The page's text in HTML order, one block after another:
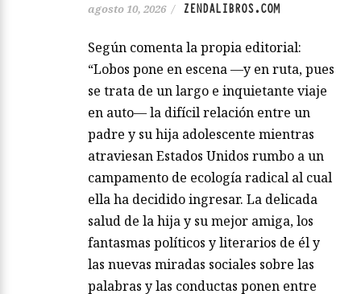
agosto 10, 2026 / ZENDALIBROS.COM
Según comenta la propia editorial:
“Lobos pone en escena —y en ruta, pues
se trata de un largo e inquietante viaje
en auto— la difícil relación entre un
padre y su hija adolescente mientras
atraviesan Estados Unidos rumbo a un
campamento de ecología radical al cual
ella ha decidido ingresar. La delicada
salud de la hija y su mejor amiga, los
fantasmas políticos y literarios de él y
las nuevas miradas sociales sobre las
palabras y las conductas ponen entre